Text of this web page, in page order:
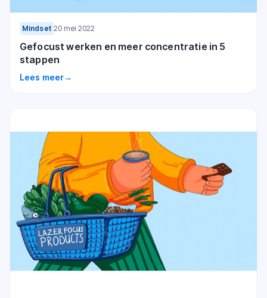
Mindset 20 mei 2022
Gefocust werken en meer concentratie in 5
stappen
Lees meer→